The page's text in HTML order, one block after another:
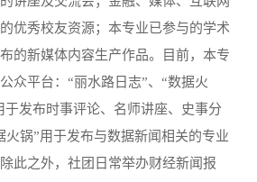
优秀校友资源；本专业已参与的学术
的新媒体内容生产作品。目前，本专
众平台：“丽水路日志”、“数据火
于发布时事评论、名师讲座、史事分
火锅”用于发布与数据新闻相关的专业
此之外，社团日常举办财经新闻报